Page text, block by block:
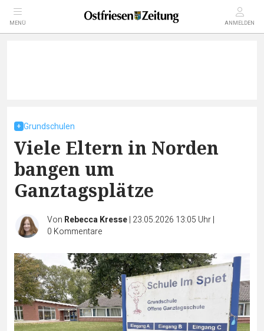
MENÜ ANMELDEN
Grundschulen
Viele Eltern in Norden
bangen um
Ganztagsplätze
Von Rebecca Kresse| 23.05.2026 13:05 Uhr|
0 Kommentare